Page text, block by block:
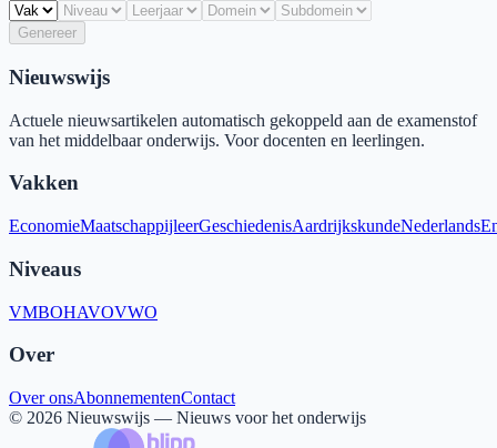
Genereer
Nieuwswijs
Actuele nieuwsartikelen automatisch gekoppeld aan de examenstof
van het middelbaar onderwijs. Voor docenten en leerlingen.
Vakken
EconomieMaatschappijleerGeschiedenisAardrijkskundeNederlands
Niveaus
VMBOHAVOVWO
Over
Over onsAbonnementenContact
© 2026 Nieuwswijs — Nieuws voor het onderwijs